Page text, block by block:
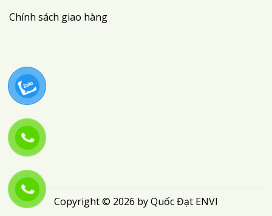
Chính sách giao hàng
Copyright © 2026 by Quốc Đạt ENVI